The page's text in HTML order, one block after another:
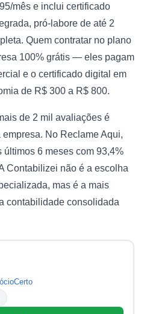
mês e inclui certificado
pró-labore de até 2
Quem contratar no plano
100% grátis — eles pagam
e o certificado digital em
de R$ 300 a R$ 800.
de 2 mil avaliações é
No Reclame Aqui,
6 meses com 93,4%
Contabilizei não é a escolha
mas é a mais
contabilidade consolidada